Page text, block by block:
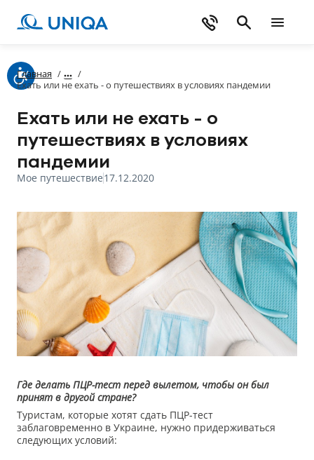
Главная /
/
Ехать или не ехать - о путешествиях в условиях пандемии
Ехать или не ехать - о
путешествиях в условиях
пандемии
Мое путешествие17.12.2020
Где делать ПЦР-тест перед вылетом, чтобы он был
принят в другой стране?
Туристам, которые хотят сдать ПЦР-тест
заблаговременно в Украине, нужно придерживаться
следующих условий: